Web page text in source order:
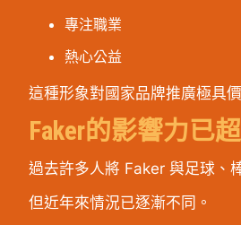
專注職業
熱心公益
這種形象對國家品牌推廣極具價
Faker的影響力已
過去許多人將 Faker 與足球、
但近年來情況已逐漸不同。